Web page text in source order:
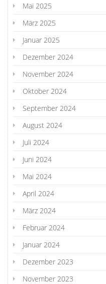
Mai 2025
März 2025
Januar 2025
Dezember 2024
November 2024
Oktober 2024
September 2024
August 2024
Juli 2024
Juni 2024
Mai 2024
April 2024
März 2024
Februar 2024
Januar 2024
Dezember 2023
November 2023